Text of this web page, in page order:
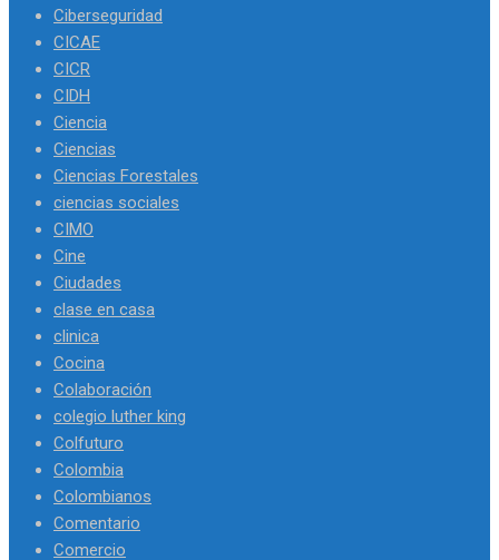
Ciberseguridad
CICAE
CICR
CIDH
Ciencia
Ciencias
Ciencias Forestales
ciencias sociales
CIMO
Cine
Ciudades
clase en casa
clinica
Cocina
Colaboración
colegio luther king
Colfuturo
Colombia
Colombianos
Comentario
Comercio